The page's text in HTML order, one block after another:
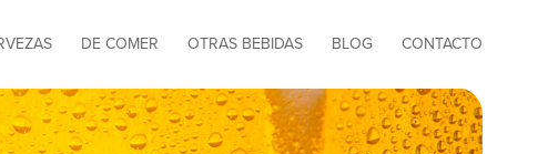
DE COMER OTRAS BEBIDAS BLOG CONTACTO